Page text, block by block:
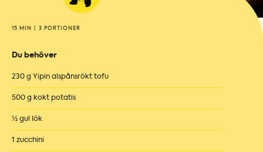
15 MIN 3 PORTIONER
Du behöver
230 g Yipin alspånsrökt tofu
500 g kokt potatis
½ gul lök
1 zucchini